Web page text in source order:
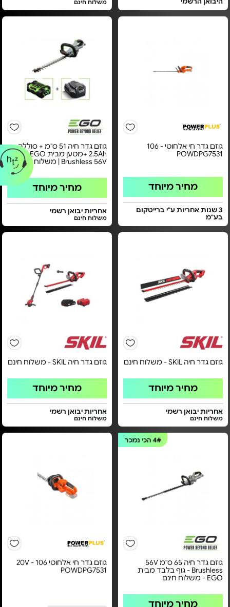
משלוח חינם
גוזם גדר חי אלחוטי - 106
POWDPG7531
מחיר מיוחד
3 שנות אחריות ע"י ברייטקום
בע"מ
גוזם גדר חיה 51 ס"מ + סוללה
2.5Ah +מטען מבית EGO - דגם
Brushless 56V | משלוח חינם
מחיר מיוחד
אחריות יבואן רשמי
משלוח חינם
גוזם גדר חיה SKIL - משלוח חינם
מחיר מיוחד
אחריות יבואן רשמי
משלוח חינם
גוזם גדר חיה SKIL - משלוח חינם
מחיר מיוחד
אחריות יבואן רשמי
משלוח חינם
4#הכי נמכר
גוזם גדר חיה 65 ס"מ 56V
Brushless - גוף בלבד מבית
EGO - משלוח חינם
מחיר מיוחד
גוזם גדר חי אלחוטי 20V - 106
POWDPG7531